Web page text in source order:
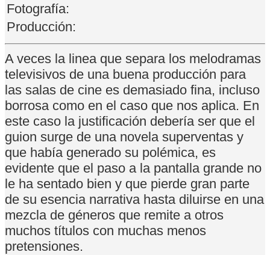
Fotografía:
Producción:
A veces la linea que separa los melodramas
televisivos de una buena producción para
las salas de cine es demasiado fina, incluso
borrosa como en el caso que nos aplica. En
este caso la justificación debería ser que el
guion surge de una novela superventas y
que había generado su polémica, es
evidente que el paso a la pantalla grande no
le ha sentado bien y que pierde gran parte
de su esencia narrativa hasta diluirse en una
mezcla de géneros que remite a otros
muchos títulos con muchas menos
pretensiones.